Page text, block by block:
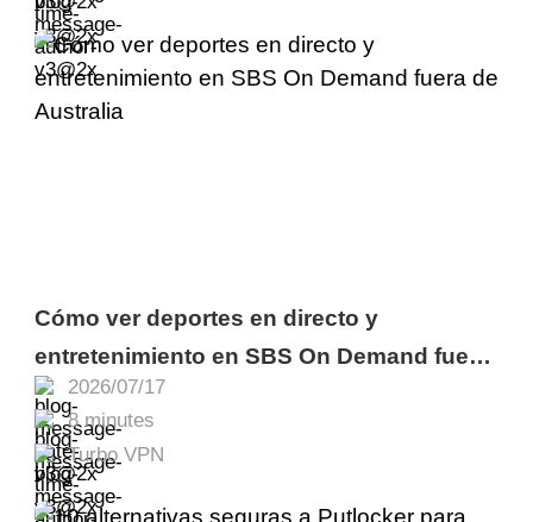
2026/07/17
8 minutes
Turbo VPN
Cómo ver deportes en directo y
entretenimiento en SBS On Demand fuera
de Australia